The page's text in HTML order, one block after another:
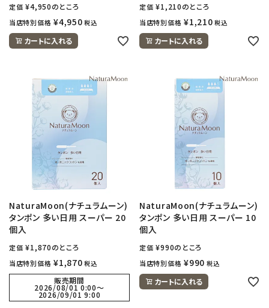
定価 ¥4,950のところ
当店特別価格 ¥4,950 税込
カートに入れる
定価 ¥1,210のところ
当店特別価格 ¥1,210 税込
カートに入れる
NaturaMoon(ナチュラムーン)
タンポン 多い日用 スーパー 20
個入
定価 ¥1,870のところ
当店特別価格 ¥1,870 税込
販売期間
2026/08/01 0:00〜
2026/09/01 9:00
NaturaMoon(ナチュラムーン)
タンポン 多い日用 スーパー 10
個入
定価 ¥990のところ
当店特別価格 ¥990 税込
カートに入れる